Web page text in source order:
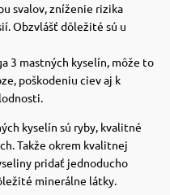
svalov, zníženie rizika
Obzvlášť dôležité sú u
3 mastných kyselín, môže to
poškodeniu ciev aj k
kyselín sú ryby, kvalitné
Takže okrem kvalitnej
pridať jednoducho
minerálne látky.